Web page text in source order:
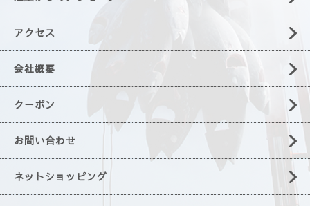
アクセス
会社概要
クーポン
お問い合わせ
ネットショッピング